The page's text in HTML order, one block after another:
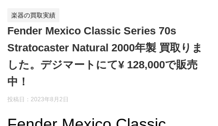
楽器の買取実績
Fender Mexico Classic Series 70s
Stratocaster Natural 2000年製 買取りま
した。デジマートにて¥ 128,000で販売
中！
投稿日：2023年8月2日